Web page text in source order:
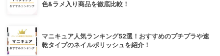
色&ラメ入り商品を徹底比較！
マニキュア人気ランキング52選！おすすめのプチプラや速
乾タイプのネイルポリッシュを紹介！